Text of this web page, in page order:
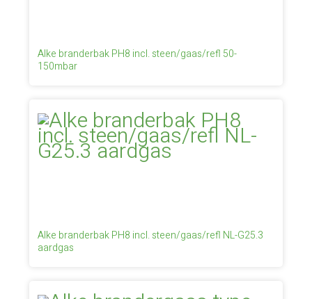
Alke branderbak PH8 incl. steen/gaas/refl 50-
150mbar
Alke branderbak PH8 incl. steen/gaas/refl NL-G25.3
aardgas